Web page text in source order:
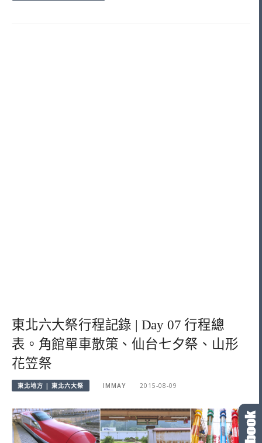
東北六大祭行程記錄 | Day 07 行程總
表。角館單車散策、仙台七夕祭、山形
花笠祭
東北地方 | 東北六大祭 IMMAY 2015-08-09